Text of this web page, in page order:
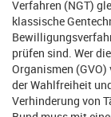
Verfahren (NGT)
klassische
prüfen sind. Wer
Organismen
der Wahlfreiheit
Verhinderung von